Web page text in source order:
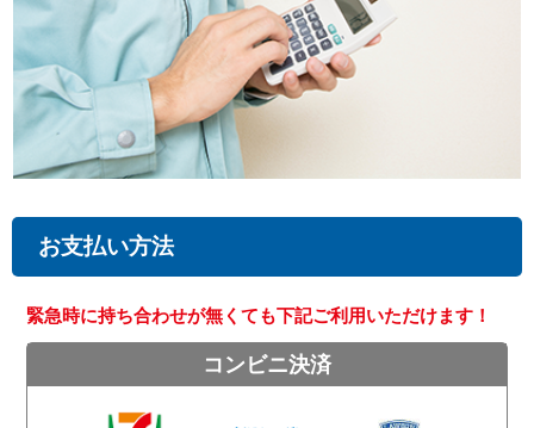
お支払い方法
緊急時に持ち合わせが無くても下記ご利用いただけます！
コンビニ決済